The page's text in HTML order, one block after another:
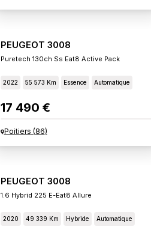
PEUGEOT 3008
Puretech 130ch Ss Eat8 Active Pack
2022 55 573 Km Essence Automatique
17 490 €
Poitiers (86)
PEUGEOT 3008
1.6 Hybrid 225 E-Eat8 Allure
2020 49 339 Km Hybride Automatique